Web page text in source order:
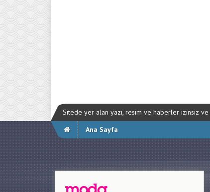
Sitede yer alan yazı, resim ve haberler izinsiz
Ana Sayfa